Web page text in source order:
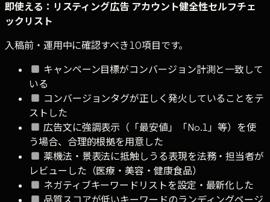
即使える：リスティング広告 アカウント健全性セルフチェ
ックリスト
入稿前・運用中に確認すべき10項目です。
キャンペーン目標がコンバージョン計測と一致して
いる
コンバージョンタグが正しく発火していることをテ
ストした
広告文に強調表示（「最安値」「No.1」等）を使
う場合、合理的根拠を用意した
薬機法・景表法に抵触しうる表現を法務・担当者が
レビューした（医療・美容・健康食品）
ネガティブキーワードリストを設定・最新化した